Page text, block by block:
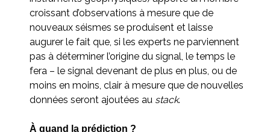
croissant d’observations à mesure que de
nouveaux séismes se produisent et laisse
augurer le fait que, si les experts ne parviennent
pas à déterminer l’origine du signal, le temps le
fera – le signal devenant de plus en plus, ou de
moins en moins, clair à mesure que de nouvelles
données seront ajoutées au stack.
À quand la prédiction ?